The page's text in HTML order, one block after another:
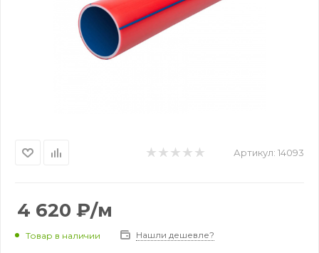
Артикул: 14093
4 620 ₽/м
Товар в наличии Нашли дешевле?